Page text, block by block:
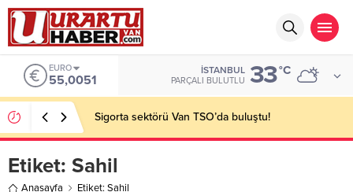
EURO
55,0051
İSTANBUL
PARÇALI BULUTLU 33°C
Sigorta sektörü Van TSO’da buluştu!
Etiket: Sahil
Anasayfa Etiket: Sahil